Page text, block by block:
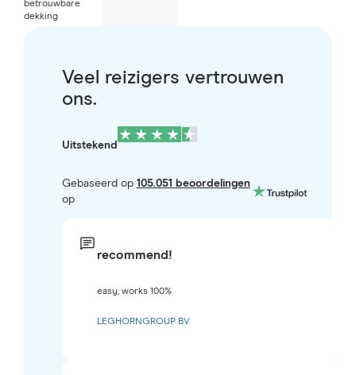
betrouwbare
dekking
Veel reizigers vertrouwen
ons.
Uitstekend
Gebaseerd op 105.051 beoordelingen
op
recommend!
easy, works 100%
LEGHORNGROUP BV